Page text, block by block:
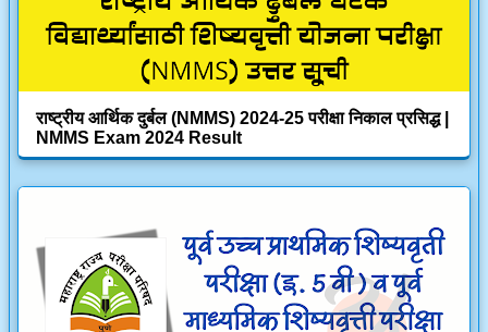
राष्ट्रीय आर्थिक दुर्बल (NMMS) 2024-25 परीक्षा निकाल प्रसिद्ध |
NMMS Exam 2024 Result